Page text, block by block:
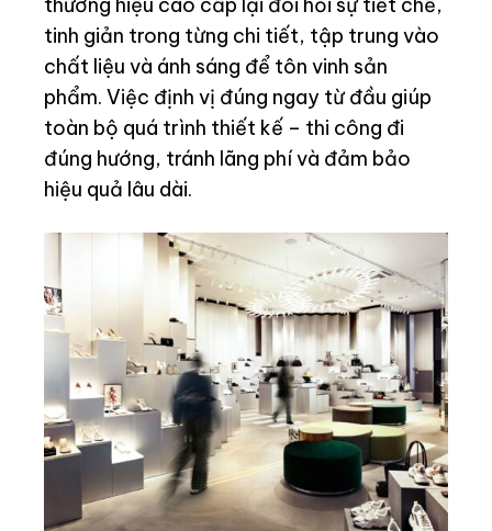
tinh giản trong từng chi tiết, tập trung vào
chất liệu và ánh sáng để tôn vinh sản
phẩm. Việc định vị đúng ngay từ đầu giúp
toàn bộ quá trình thiết kế – thi công đi
đúng hướng, tránh lãng phí và đảm bảo
hiệu quả lâu dài.